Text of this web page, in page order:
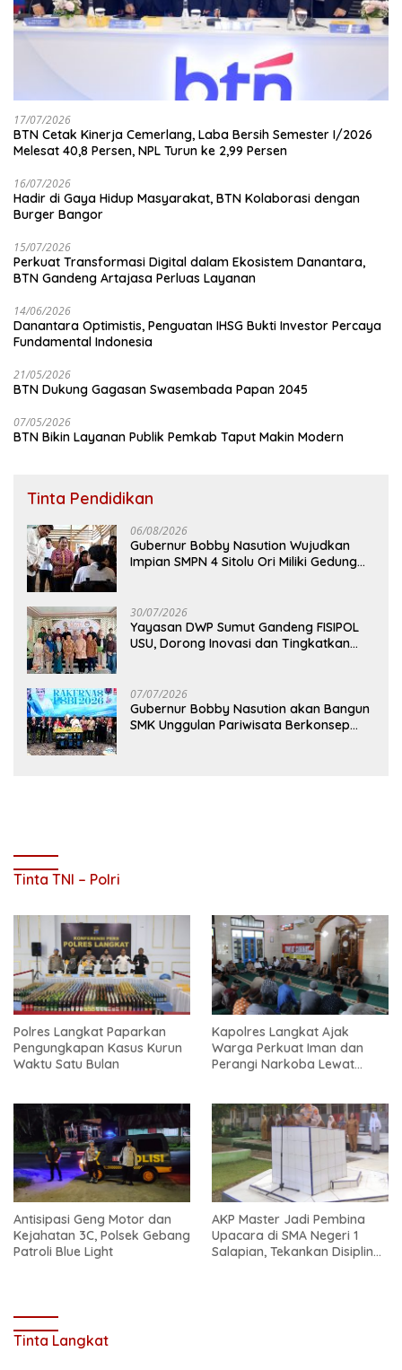
17/07/2026
BTN Cetak Kinerja Cemerlang, Laba Bersih Semester I/2026
Melesat 40,8 Persen, NPL Turun ke 2,99 Persen
16/07/2026
Hadir di Gaya Hidup Masyarakat, BTN Kolaborasi dengan
Burger Bangor
15/07/2026
Perkuat Transformasi Digital dalam Ekosistem Danantara,
BTN Gandeng Artajasa Perluas Layanan
14/06/2026
Danantara Optimistis, Penguatan IHSG Bukti Investor Percaya
Fundamental Indonesia
21/05/2026
BTN Dukung Gagasan Swasembada Papan 2045
07/05/2026
BTN Bikin Layanan Publik Pemkab Taput Makin Modern
Tinta Pendidikan
06/08/2026
Gubernur Bobby Nasution Wujudkan
Impian SMPN 4 Sitolu Ori Miliki Gedung
30/07/2026
Yayasan DWP Sumut Gandeng FISIPOL
USU, Dorong Inovasi dan Tingkatkan
07/07/2026
Gubernur Bobby Nasution akan Bangun
SMK Unggulan Pariwisata Berkonsep
Tinta TNI – Polri
Polres Langkat Paparkan
Pengungkapan Kasus Kurun
Waktu Satu Bulan
Kapolres Langkat Ajak
Warga Perkuat Iman dan
Perangi Narkoba Lewat
Antisipasi Geng Motor dan
Kejahatan 3C, Polsek Gebang
Patroli Blue Light
AKP Master Jadi Pembina
Upacara di SMA Negeri 1
Salapian, Tekankan Disiplin
Tinta Langkat